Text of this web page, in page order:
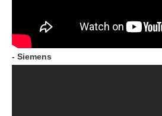
- Siemens